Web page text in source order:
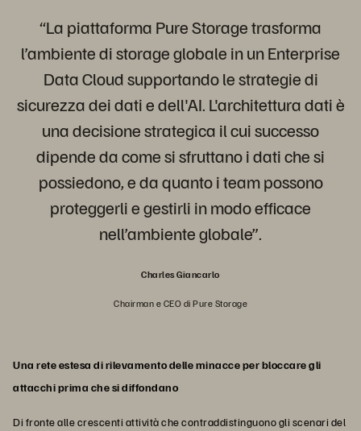
“La piattaforma Pure Storage trasforma
l’ambiente di storage globale in un Enterprise
Data Cloud supportando le strategie di
sicurezza dei dati e dell'AI. L'architettura dati è
una decisione strategica il cui successo
dipende da come si sfruttano i dati che si
possiedono, e da quanto i team possono
proteggerli e gestirli in modo efficace
nell’ambiente globale”.
Charles Giancarlo
Chairman e CEO di Pure Storage
Una rete estesa di rilevamento delle minacce per bloccare gli
attacchi prima che si diffondano
Di fronte alle crescenti attività che contraddistinguono gli scenari del